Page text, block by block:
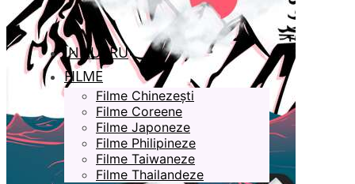
ÎN LUCRU
FILME
Filme Chinezești
Filme Coreene
Filme Japoneze
Filme Philipineze
Filme Taiwaneze
Filme Thailandeze